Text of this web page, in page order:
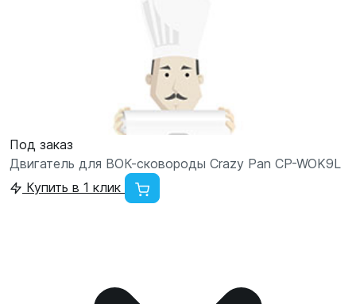
Под заказ
Двигатель для ВОК-сковороды Crazy Pan CP-WOK9L
Купить в 1 клик